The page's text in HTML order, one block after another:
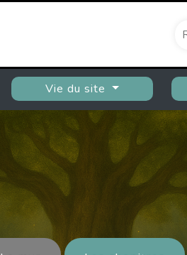
Vie du site